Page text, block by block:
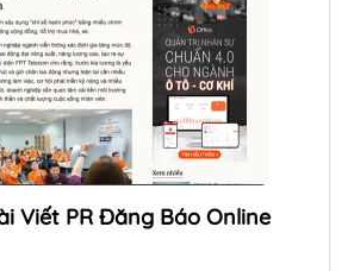
Viết PR Đăng Báo Online